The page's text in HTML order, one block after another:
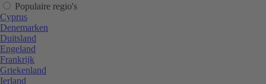
Populaire regio's
Cyprus
Denemarken
Duitsland
Engeland
Frankrijk
Griekenland
Ierland